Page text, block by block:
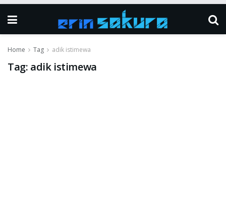
Home Tag adik istimewa
Tag: adik istimewa